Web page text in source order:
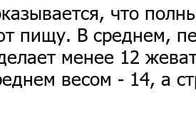
что
пищу. В среднем,
менее 12
весом - 14, а